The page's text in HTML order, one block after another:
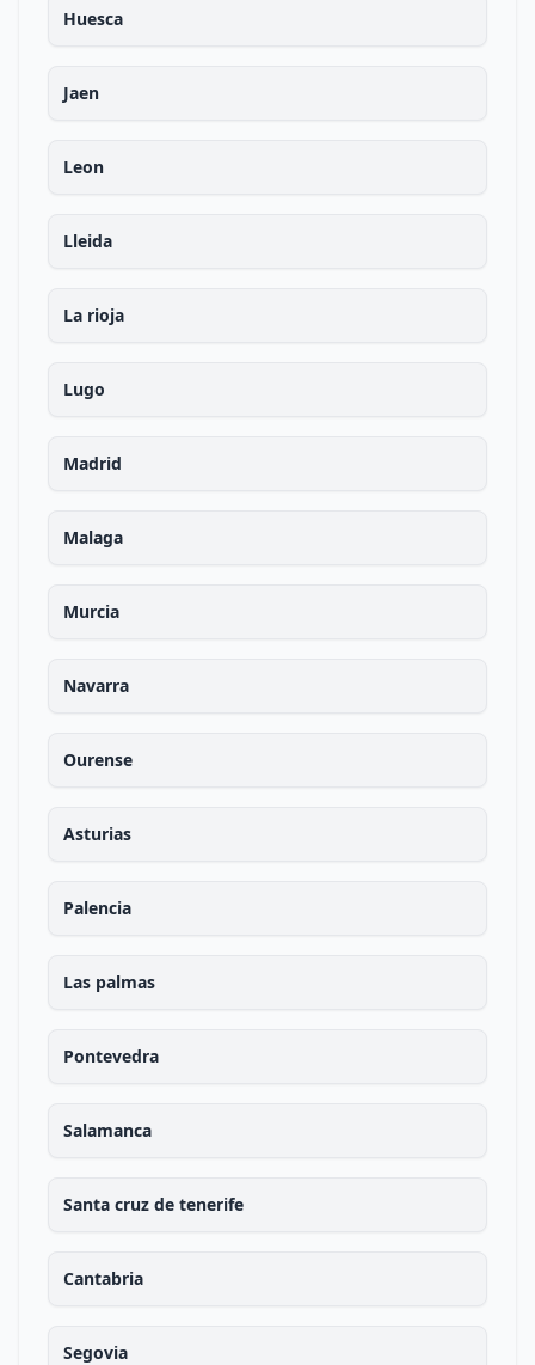
Huesca
Jaen
Leon
Lleida
La rioja
Lugo
Madrid
Malaga
Murcia
Navarra
Ourense
Asturias
Palencia
Las palmas
Pontevedra
Salamanca
Santa cruz de tenerife
Cantabria
Segovia